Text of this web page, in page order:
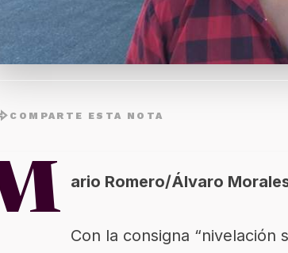
COMPARTE ESTA NOTA
ario Romero/Álvaro
Con la consigna “nivelación